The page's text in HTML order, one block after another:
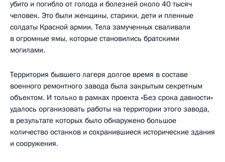
убито и погибло от голода и болезней около 40 тысяч
человек. Это были женщины, старики, дети и пленные
солдаты Красной армии. Тела замученных сваливали
в огромные ямы, которые становились братскими
могилами.
Территория бывшего лагеря долгое время в составе
военного ремонтного завода была закрытым секретным
объектом. И только в рамках проекта «Без срока давности»
удалось организовать работы на территории этого завода,
в результате которых было обнаружено большое
количество останков и сохранившиеся исторические здания
и сооружения.